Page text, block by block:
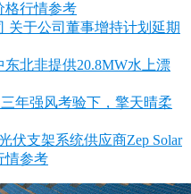
格行情参考
关于公司董事增持计划延期
北非提供20.8MW水上漂
年强风考验下，擎天晴柔
伏支架系统供应商Zep Solar
情参考